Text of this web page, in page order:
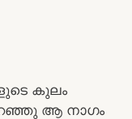
കുലം
ആ നാഗം